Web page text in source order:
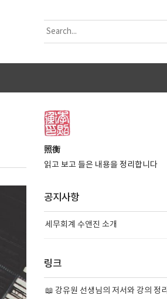
照衡
읽고 보고 들은 내용을 정리합니다
공지사항
세무회계 수앤진 소개
링크
📖 강유원 선생님의 저서와 강의 정리